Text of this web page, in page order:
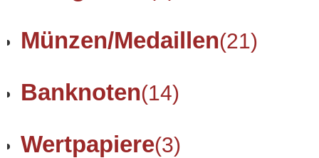
Münzen/Medaillen(21)
Banknoten(14)
Wertpapiere(3)